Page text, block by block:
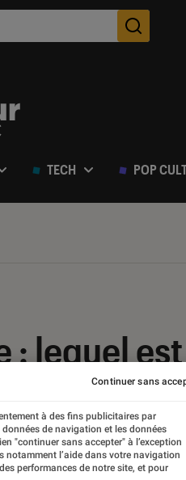
Des
TECH POP
: lequel
à des fins publicitaires par
de navigation et les données
"continuer sans accepter" à l’exception
notamment l’aide dans votre navigation
performances de notre site, et pour
Continuer sans